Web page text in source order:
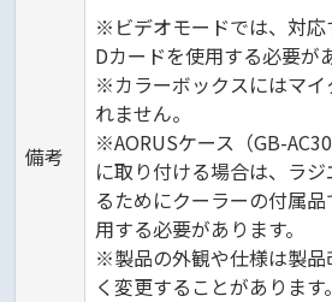
備考
※ビデオモードでは、対応
Dカードを使用する必要が
※カラーボックスにはマイ
れません。
※AORUSケース（GB-
に取り付ける場合は、ラ
るためにクーラーの付属
用する必要があります。
※製品の外観や仕様は製品
く変更することがあります。